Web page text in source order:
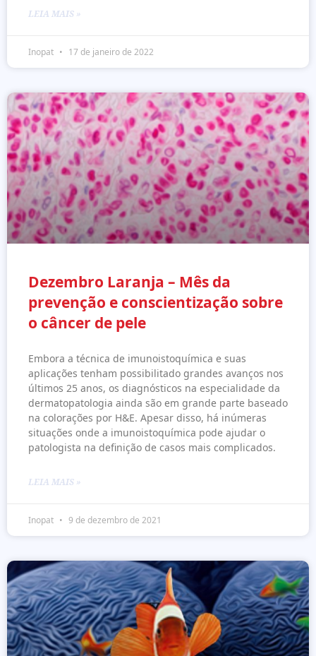
LEIA MAIS »
Inopat 17 de janeiro de 2022
Dezembro Laranja – Mês da
prevenção e conscientização sobre
o câncer de pele
Embora a técnica de imunoistoquímica e suas
aplicações tenham possibilitado grandes avanços nos
últimos 25 anos, os diagnósticos na especialidade da
dermatopatologia ainda são em grande parte baseado
na colorações por H&E. Apesar disso, há inúmeras
situações onde a imunoistoquímica pode ajudar o
patologista na definição de casos mais complicados.
LEIA MAIS »
Inopat 9 de dezembro de 2021